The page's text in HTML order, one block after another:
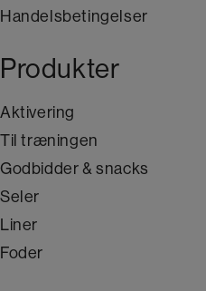
Handelsbetingelser
Produkter
Aktivering
Til træningen
Godbidder & snacks
Seler
Liner
Foder